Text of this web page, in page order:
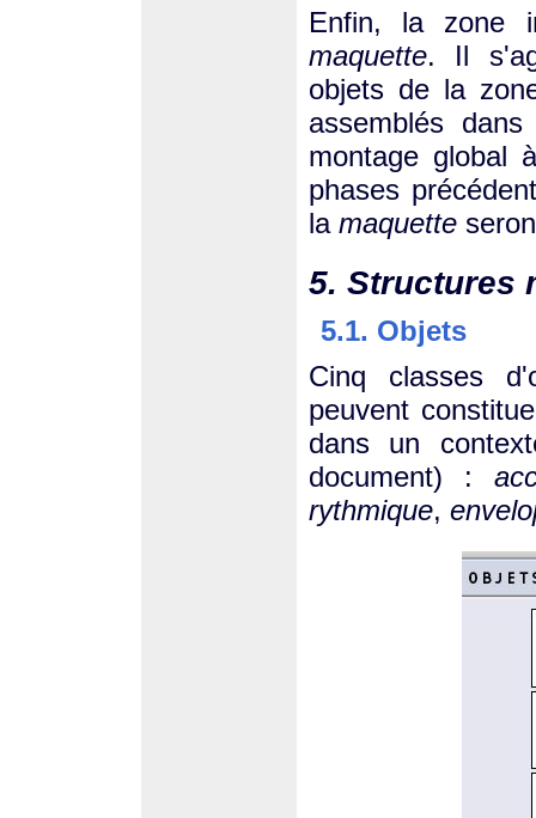
Enfin, la zone
maquette. Il
objets de la
assemblés
montage global
phases
la maquette
5. Structures
5.1. Objets
Cinq classes
peuvent
dans un
document) :
rythmique,